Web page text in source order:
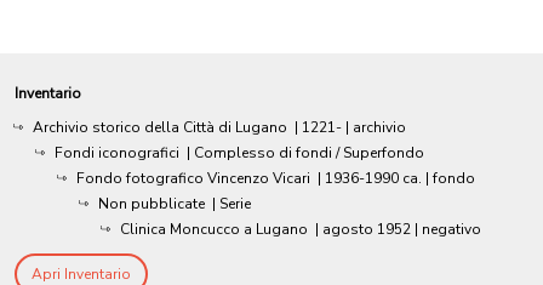
Inventario
Archivio storico della Città di Lugano | 1221- | archivio
Fondi iconografici | Complesso di fondi / Superfondo
Fondo fotografico Vincenzo Vicari | 1936-1990 ca. | fondo
Non pubblicate | Serie
Clinica Moncucco a Lugano | agosto 1952 | negativo
Apri Inventario